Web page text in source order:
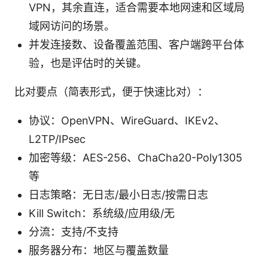
VPN，其余直连，适合需要本地网速和区域局
域网访问的场景。
并发连接数、设备覆盖范围、客户端跨平台体
验，也是评估时的关键。
比对要点（简表形式，便于快速比对）：
协议：OpenVPN、WireGuard、IKEv2、
L2TP/IPsec
加密等级：AES-256、ChaCha20-Poly1305
等
日志策略：无日志/最小日志/按需日志
Kill Switch：系统级/应用级/无
分流：支持/不支持
服务器分布：地区与覆盖数量